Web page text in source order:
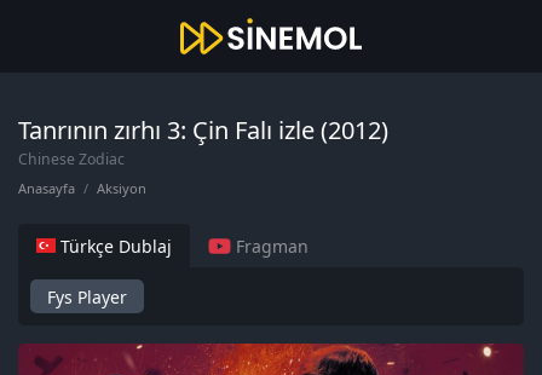
Tanrının zırhı 3: Çin Falı izle (2012)
Chinese Zodiac
Anasayfa Aksiyon
Türkçe Dublaj Fragman
Fys Player